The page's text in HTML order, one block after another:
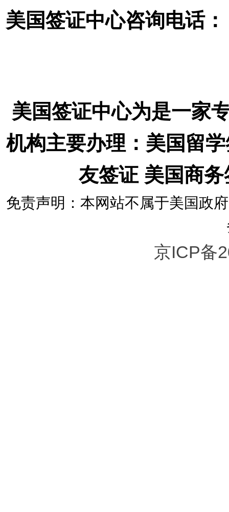
美国签证中心咨询电话
美国签证中心为是一家
机构主要办理：美国留
友签证 美国商
免责声明：本网站不属于美国政
京ICP备